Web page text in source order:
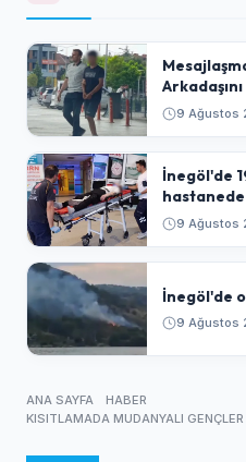
Tutuklandı
9 Ağustos
İnegöl'de
hastanede
9 Ağustos
İnegöl'de
9 Ağustos
ANA SAYFA
HABER
KISITLAMADA MUDANYALI